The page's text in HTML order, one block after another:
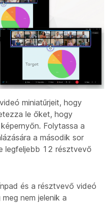
miniatűrjeit, hogy
le őket, hogy
Folytassa a
a második sor
legfeljebb 12 résztvevő
és a résztvevő videó
nem jelenik a